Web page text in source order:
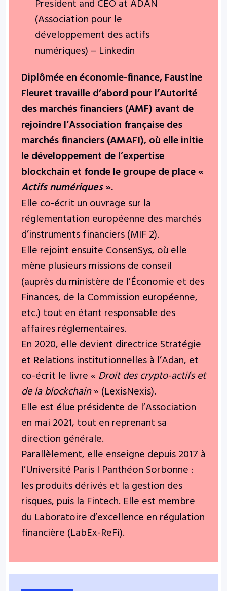
President and CEO at ADAN
(Association pour le
développement des actifs
numériques) – Linkedin
Diplômée en économie-finance, Faustine
Fleuret travaille d’abord pour l’Autorité
des marchés financiers (AMF) avant de
rejoindre l’Association française des
marchés financiers (AMAFI), où elle initie
le développement de l’expertise
blockchain et fonde le groupe de place «
Actifs numériques».
Elle co-écrit un ouvrage sur la
réglementation européenne des marchés
d’instruments financiers (MIF 2).
Elle rejoint ensuite ConsenSys, où elle
mène plusieurs missions de conseil
(auprès du ministère de l’Économie et des
Finances, de la Commission européenne,
etc.) tout en étant responsable des
affaires réglementaires.
En 2020, elle devient directrice Stratégie
et Relations institutionnelles à l’Adan, et
co-écrit le livre «Droit des crypto-actifs et
de la blockchain» (LexisNexis).
Elle est élue présidente de l’Association
en mai 2021, tout en reprenant sa
direction générale.
Parallèlement, elle enseigne depuis 2017 à
l’Université Paris I Panthéon Sorbonne :
les produits dérivés et la gestion des
risques, puis la Fintech. Elle est membre
du Laboratoire d’excellence en régulation
financière (LabEx-ReFi).